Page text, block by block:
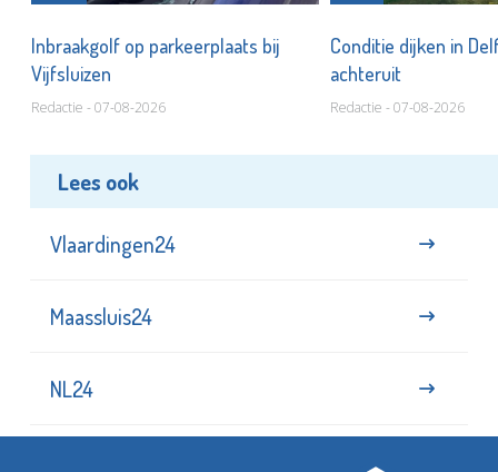
Inbraakgolf op parkeerplaats bij
Vijfsluizen
Redactie - 07-08-2026
Conditie dijken in
achteruit
Redactie - 07-08-2026
Lees ook
Vlaardingen24
Maassluis24
NL24